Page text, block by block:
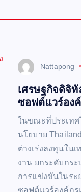
Nattapong
เศรษฐกิจดิจิทั
ซอฟต์แวร์อง
ในขณะที่ประเทศ
นโยบาย
ต่างเร่งลงทุนใน
งาน ยกระดับกร
การแข่งขันในระ
ซอฟต์แวร์องค์ก